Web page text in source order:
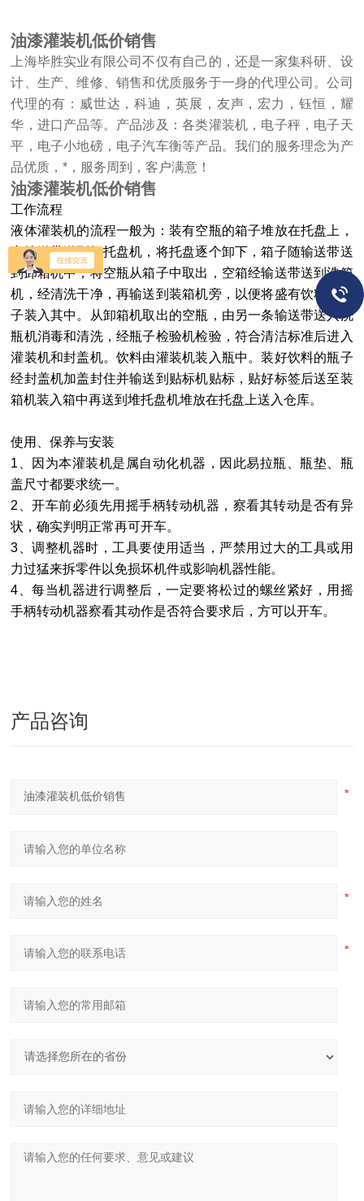
油漆灌装机低价销售
上海毕胜实业有限公司不仅有自己的，还是一家集科研、设
计、生产、维修、销售和优质服务于一身的代理公司。公司
代理的有：威世达，科迪，英展，友声，宏力，钰恒，耀
华，进口产品等。产品涉及：各类灌装机，电子秤，电子天
平，电子小地磅，电子汽车衡等产品。我们的服务理念为产
品优质，*，服务周到，客户满意！
油漆灌装机低价销售
工作流程
液体灌装机的流程一般为：装有空瓶的箱子堆放在托盘上，
由输送带送到卸托盘机，将托盘逐个卸下，箱子随输送带送
到卸箱机中，将空瓶从箱子中取出，空箱经输送带送到洗箱
机，经清洗干净，再输送到装箱机旁，以便将盛有饮料的瓶
子装入其中。从卸箱机取出的空瓶，由另一条输送带送入洗
瓶机消毒和清洗，经瓶子检验机检验，符合清洁标准后进入
灌装机和封盖机。饮料由灌装机装入瓶中。装好饮料的瓶子
经封盖机加盖封住并输送到贴标机贴标，贴好标签后送至装
箱机装入箱中再送到堆托盘机堆放在托盘上送入仓库。
使用、保养与安装
1 、因为本灌装机是属自动化机器，因此易拉瓶、瓶垫、瓶
盖尺寸都要求统一。
2 、开车前必须先用摇手柄转动机器，察看其转动是否有异
状，确实判明正常再可开车。
3 、调整机器时，工具要使用适当，严禁用过大的工具或用
力过猛来拆零件以免损坏机件或影响机器性能。
4 、每当机器进行调整后，一定要将松过的螺丝紧好，用摇
手柄转动机器察看其动作是否符合要求后，方可以开车。
产品咨询